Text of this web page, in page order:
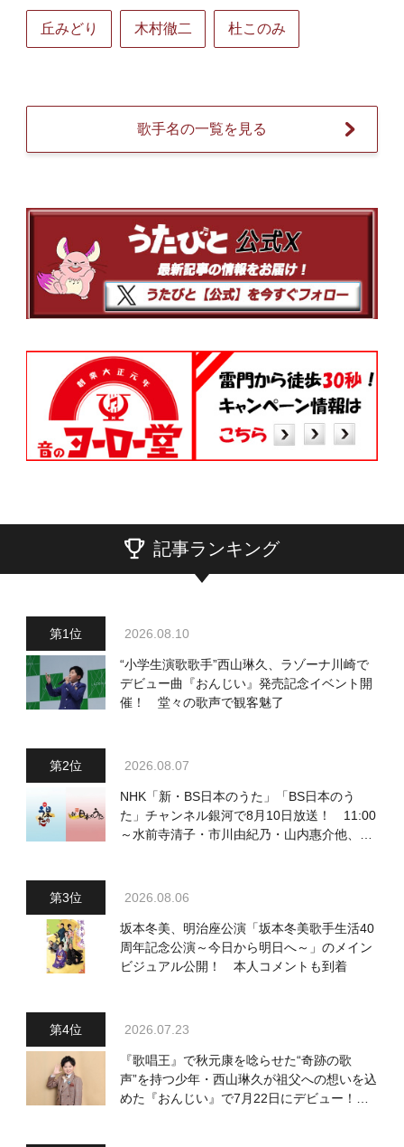
丘みどり 木村徹二 杜このみ
歌手名の一覧を見る
記事ランキング
2026.08.10
“小学生演歌歌手”西山琳久、ラゾーナ川崎で
デビュー曲『おんじい』発売記念イベント開
催！ 堂々の歌声で観客魅了
2026.08.07
NHK「新・BS日本のうた」「BS日本のう
た」チャンネル銀河で8月10日放送！ 11:00
～水前寺清子・市川由紀乃・山内惠介他、
2026.08.06
坂本冬美、明治座公演「坂本冬美歌手生活40
周年記念公演～今日から明日へ～」のメイン
ビジュアル公開！ 本人コメントも到着
2026.07.23
『歌唱王』で秋元康を唸らせた“奇跡の歌
声”を持つ少年・西山琳久が祖父への想いを込
めた『おんじい』で7月22日にデビュー！